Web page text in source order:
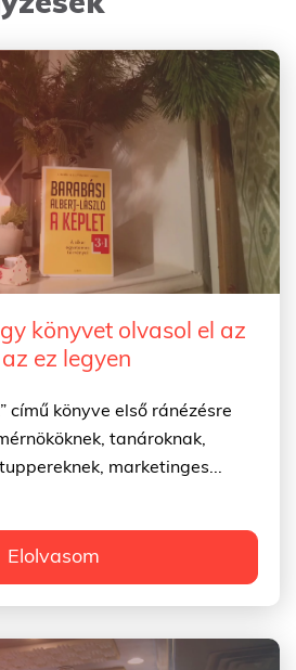
könyvet olvasol el az
ez legyen
című könyve első ránézésre
tanároknak,
marketinges...
Elolvasom